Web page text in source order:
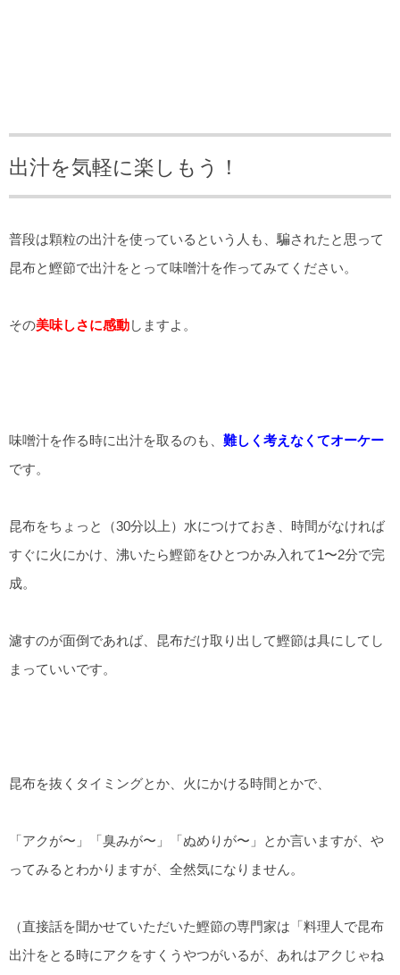
出汁を気軽に楽しもう！
普段は顆粒の出汁を使っているという人も、騙されたと思って
昆布と鰹節で出汁をとって味噌汁を作ってみてください。
その美味しさに感動しますよ。
味噌汁を作る時に出汁を取るのも、 難しく考えなくてオーケー
です。
昆布をちょっと（30分以上）水につけておき、時間がなければ
すぐに火にかけ、沸いたら鰹節をひとつかみ入れて1〜2分で完
成。
濾すのが面倒であれば、昆布だけ取り出して鰹節は具にしてし
まっていいです。
昆布を抜くタイミングとか、火にかける時間とかで、
「アクが〜」「臭みが〜」「ぬめりが〜」とか言いますが、や
ってみるとわかりますが、全然気になりません。
（直接話を聞かせていただいた鰹節の専門家は「料理人で昆布
出汁をとる時にアクをすくうやつがいるが、あれはアクじゃね